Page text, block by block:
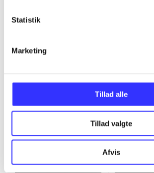
Statistik
Marketing
Tillad alle
Tillad valgte
Afvis